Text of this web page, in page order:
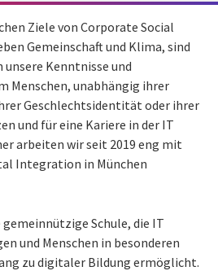
Ziele von Corporate Social
Gemeinschaft und Klima, sind
unsere Kenntnisse und
Menschen, unabhängig ihrer
Geschlechtsidentität oder ihrer
und für eine Kariere in der IT
arbeiten wir seit 2019 eng mit
Integration in München
gemeinnützige Schule, die IT
und Menschen in besonderen
zu digitaler Bildung ermöglicht.